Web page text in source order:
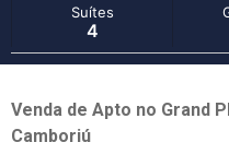
Suítes
4
Venda de Apto no Grand
Camboriú